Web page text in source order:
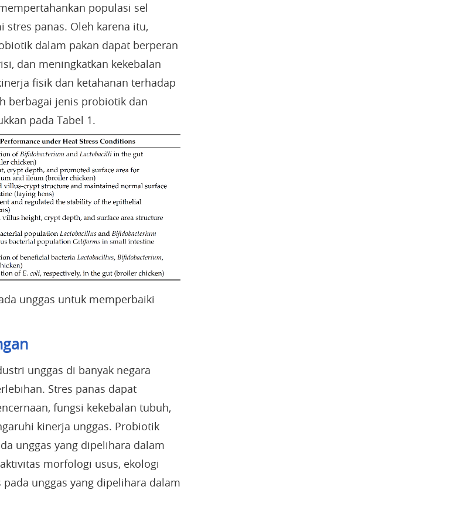
populasi sel
panas. Oleh karena itu,
dalam pakan dapat berperan
dan meningkatkan kekebalan
fisik dan ketahanan terhadap
berbagai jenis probiotik dan
pada Tabel 1.
unggas untuk memperbaiki
unggas di banyak negara
Stres panas dapat
fungsi kekebalan tubuh,
kinerja unggas. Probiotik
unggas yang dipelihara dalam
morfologi usus, ekologi
unggas yang dipelihara dalam